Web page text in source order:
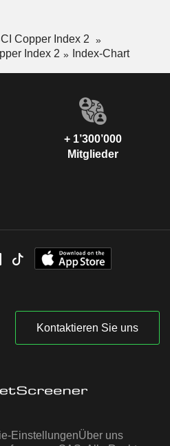
Copper Index 2
Index 2
Index-Chart
+ 1’300’000
Mitglieder
Kontaktieren Sie uns
EinstellungenÜber uns